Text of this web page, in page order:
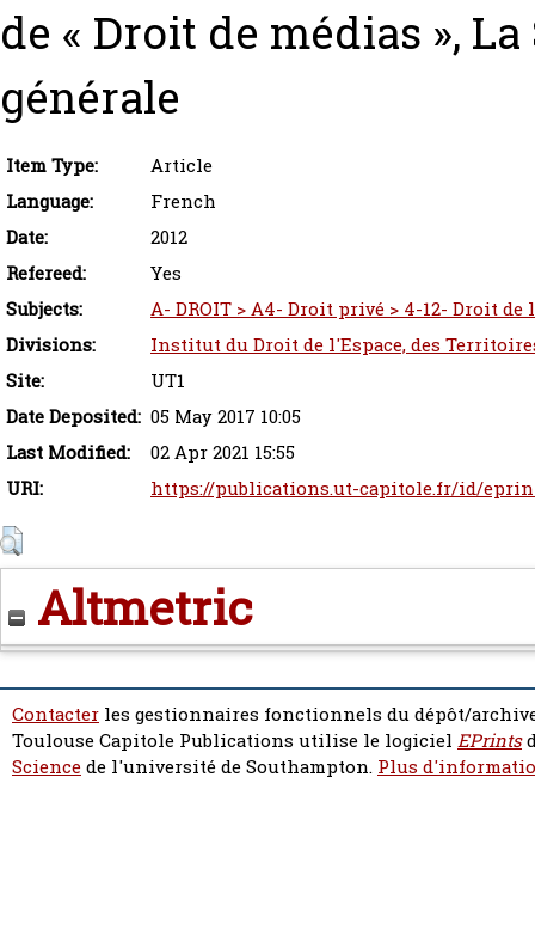
de « Droit de médias »,
générale
Item Type:
Article
Language:
French
Date:
2012
Refereed:
Yes
Subjects:
A- DROIT > A4- Droit privé > 4-12- Droit
Divisions:
Institut du Droit de l'Espace, des
Site:
UT1
Date Deposited: 05 May 2017 10:05
Last Modified:
02 Apr 2021 15:55
URI:
https://publications.ut-capitole.fr/id/
Altmetric
Contacter les gestionnaires fonctionnels du dépôt/
Toulouse Capitole Publications utilise le logiciel EPrints
Sciencede l'université de Southampton. Plus